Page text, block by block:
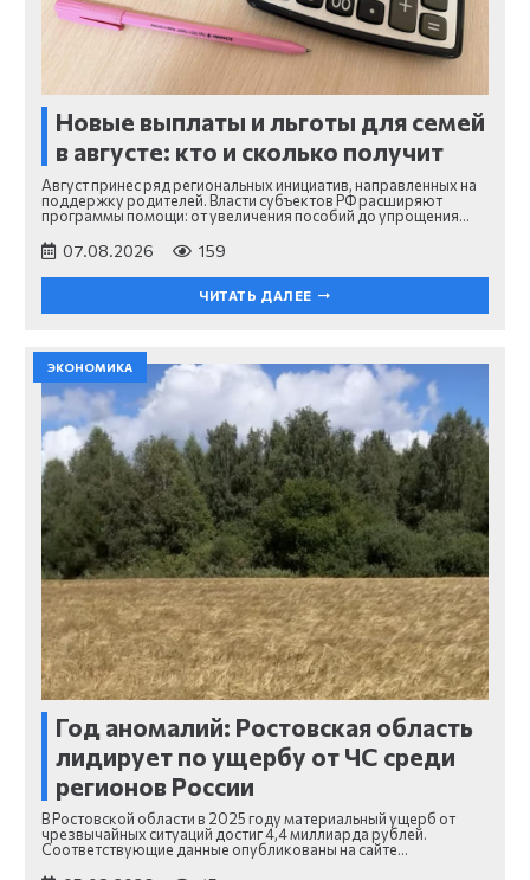
Новые выплаты и льготы для семей
в августе: кто и сколько получит
Август принес ряд региональных инициатив, направленных на
поддержку родителей. Власти субъектов РФ расширяют
программы помощи: от увеличения пособий до упрощения…
07.08.2026 159
ЧИТАТЬ ДАЛЕЕ
ЭКОНОМИКА
Год аномалий: Ростовская область
лидирует по ущербу от ЧС среди
регионов России
В Ростовской области в 2025 году материальный ущерб от
чрезвычайных ситуаций достиг 4,4 миллиарда рублей.
Соответствующие данные опубликованы на сайте…